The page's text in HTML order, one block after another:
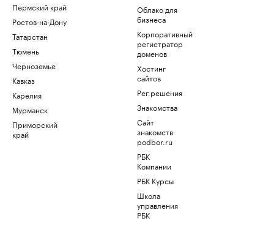
Пермский край
Ростов-на-Дону
Татарстан
Тюмень
Черноземье
Кавказ
Карелия
Мурманск
Приморский
край
Облако для
бизнеса
Корпоративный
регистратор
доменов
Хостинг
сайтов
Рег.решения
Знакомства
Сайт
знакомств
podbor.ru
РБК
Компании
РБК Курсы
Школа
управления
РБК